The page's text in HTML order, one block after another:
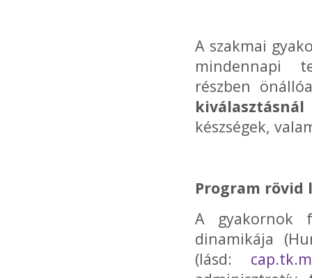
A szakmai
mindennapi
részben
készségek,
Program rövid
A gyakornok
dinamikája
(lásd: